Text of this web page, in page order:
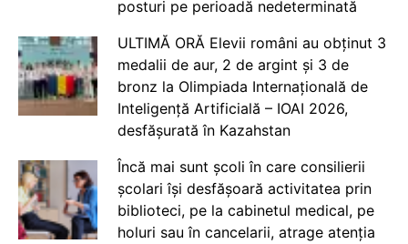
posturi pe perioadă nedeterminată
ULTIMĂ ORĂ Elevii români au obținut 3
medalii de aur, 2 de argint și 3 de
bronz la Olimpiada Internațională de
Inteligență Artificială – IOAI 2026,
desfășurată în Kazahstan
Încă mai sunt școli în care consilierii
școlari își desfășoară activitatea prin
biblioteci, pe la cabinetul medical, pe
holuri sau în cancelarii, atrage atenția